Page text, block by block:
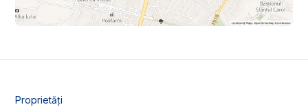
Proprietăți